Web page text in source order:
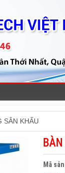
SÂN KHẤU
Mã